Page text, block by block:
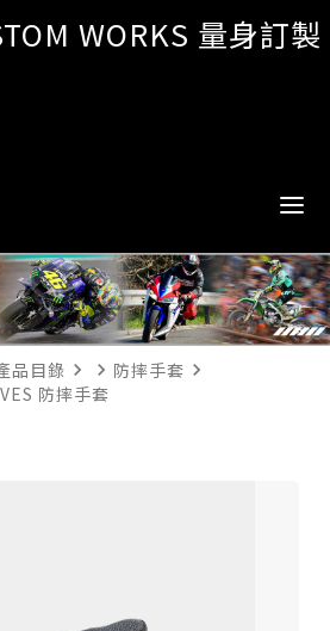
WORKS 量身訂製
品目錄 navigate_next navigate_next 防摔手套 navigate_next
防摔手套